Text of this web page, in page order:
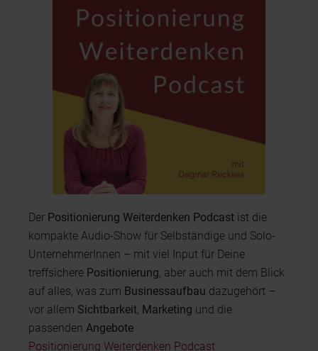
Der Positionierung Weiterdenken Podcast ist die
kompakte Audio-Show für Selbständige und Solo-
UnternehmerInnen – mit viel Input für Deine
treffsichere Positionierung , aber auch mit dem Blick
auf alles, was zum Businessaufbau dazugehört –
vor allem Sichtbarkeit Marketing und die
passenden Angebote
Positionierung Weiterdenken Podcast